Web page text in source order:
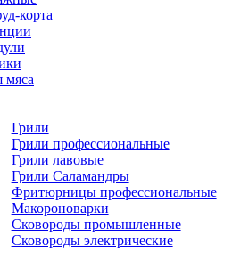
корта
мяса
Грили
Грили профессиональные
Грили лавовые
Грили Саламандры
Фритюрницы профессиональные
Макороноварки
Сковороды промышленные
Сковороды электрические